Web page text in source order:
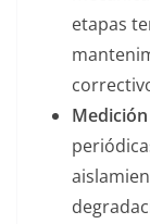
etapas